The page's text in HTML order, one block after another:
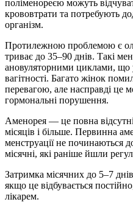
поліменореєю можуть
крововтрати та потребують
організм.
Протилежною проблемою є
триває до 35–90 днів. Такі
ановуляторними циклами, що
вагітності. Багато жінок
перевагою, але насправді це
гормональні порушення.
Аменорея — це повна
місяців і більше. Первинна
менструації не починаються
місячні, які раніше йшли
Затримка місячних до 5–7
якщо це відбувається
лікарем.